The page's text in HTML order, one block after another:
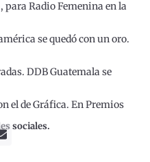
Radio Femenina en la
se quedó con un oro.
DDB Guatemala se
el de Gráfica. En Premios
sociales.